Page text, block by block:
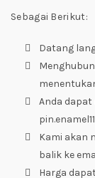
Sebagai Berikut:
Datang
Anda dapat
Kami akan
balik ke
Harga